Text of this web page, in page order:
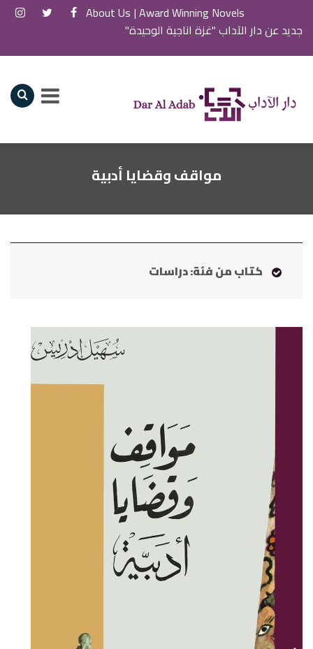
Award Winning Novels |
About Us
جديد عن دار الآداب "غزة اناجية الوحيدة"
مواقف وقضايا أدبية
كتاب من فئة: دراسات